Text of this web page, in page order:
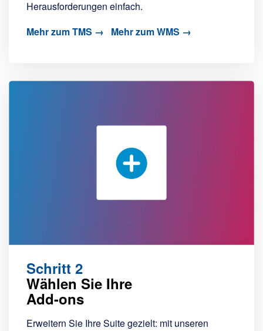
Herausforderungen einfach.
Mehr zum TMS →
Mehr zum WMS →
Schritt 2
Wählen Sie Ihre
Add-ons
Erweitern Sie Ihre Suite gezielt: mit unseren